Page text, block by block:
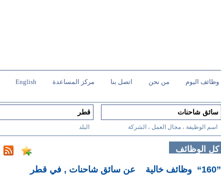
وظائف اليوم من نحن اتصل بنا مركز المساعدة English
اسم الوظيفة ، مجال العمل ، الشركة البلد
كل الوظائف
”160“ وظائف خالية عن سائق شاحنات , في قطر